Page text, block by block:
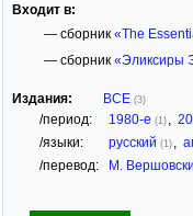
Входит в:
— сборник «The
— сборник «Эликсиры
Издания: ВСЕ (3)
/период: 1980-е (1)
/языки: русский (1)
/перевод: М.